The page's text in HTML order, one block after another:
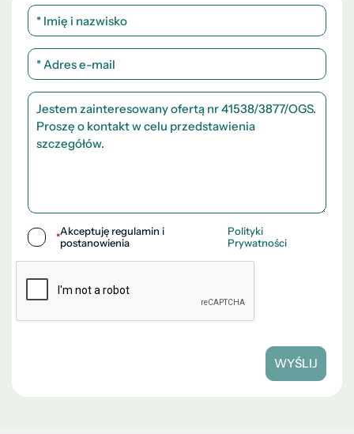
*Akceptuję regulamin i
postanowienia
Polityki
Prywatności
WYŚLIJ